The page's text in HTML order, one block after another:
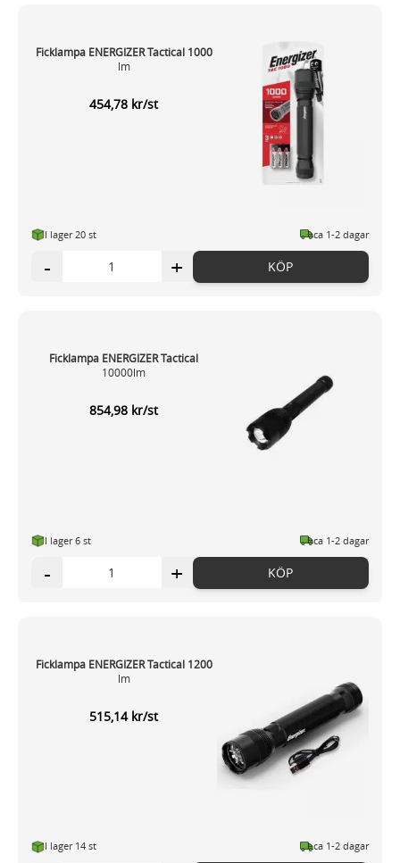
Ficklampa ENERGIZER Tactical 1000
lm
454,78 kr/st
I lager 20 st ca 1-2 dagar
- + KÖP
Ficklampa ENERGIZER Tactical
10000lm
854,98 kr/st
I lager 6 st ca 1-2 dagar
- + KÖP
Ficklampa ENERGIZER Tactical 1200
lm
515,14 kr/st
I lager 14 st ca 1-2 dagar